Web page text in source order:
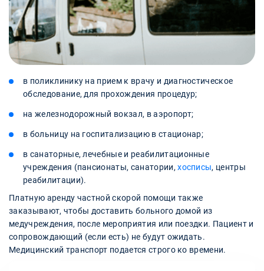
в поликлинику на прием к врачу и диагностическое
обследование, для прохождения процедур;
на железнодорожный вокзал, в аэропорт;
в больницу на госпитализацию в стационар;
в санаторные, лечебные и реабилитационные
учреждения (пансионаты, санатории,хосписы, центры
реабилитации).
Платную аренду частной скорой помощи также
заказывают, чтобы доставить больного домой из
медучреждения, после мероприятия или поездки. Пациент и
сопровождающий (если есть) не будут ожидать.
Медицинский транспорт подается строго ко времени.